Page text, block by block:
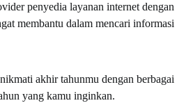
penyedia layanan internet dengan
membantu dalam mencari informasi
akhir tahunmu dengan berbagai
yang kamu inginkan.